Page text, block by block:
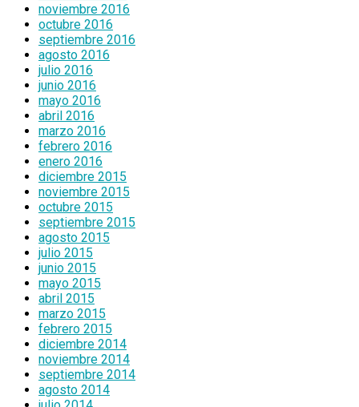
noviembre 2016
octubre 2016
septiembre 2016
agosto 2016
julio 2016
junio 2016
mayo 2016
abril 2016
marzo 2016
febrero 2016
enero 2016
diciembre 2015
noviembre 2015
octubre 2015
septiembre 2015
agosto 2015
julio 2015
junio 2015
mayo 2015
abril 2015
marzo 2015
febrero 2015
diciembre 2014
noviembre 2014
septiembre 2014
agosto 2014